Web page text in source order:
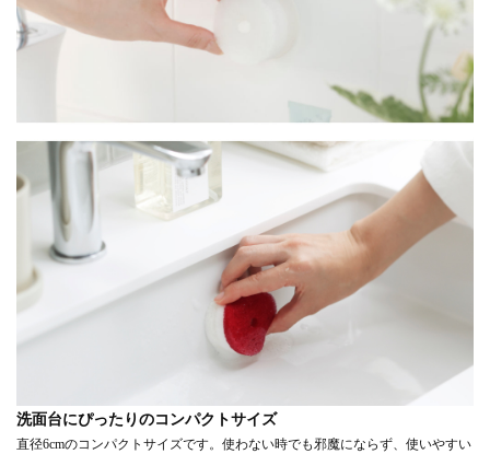
洗面台にぴったりのコンパクトサイズ
直径6cmのコンパクトサイズです。使わない時でも邪魔にならず、使いやすい